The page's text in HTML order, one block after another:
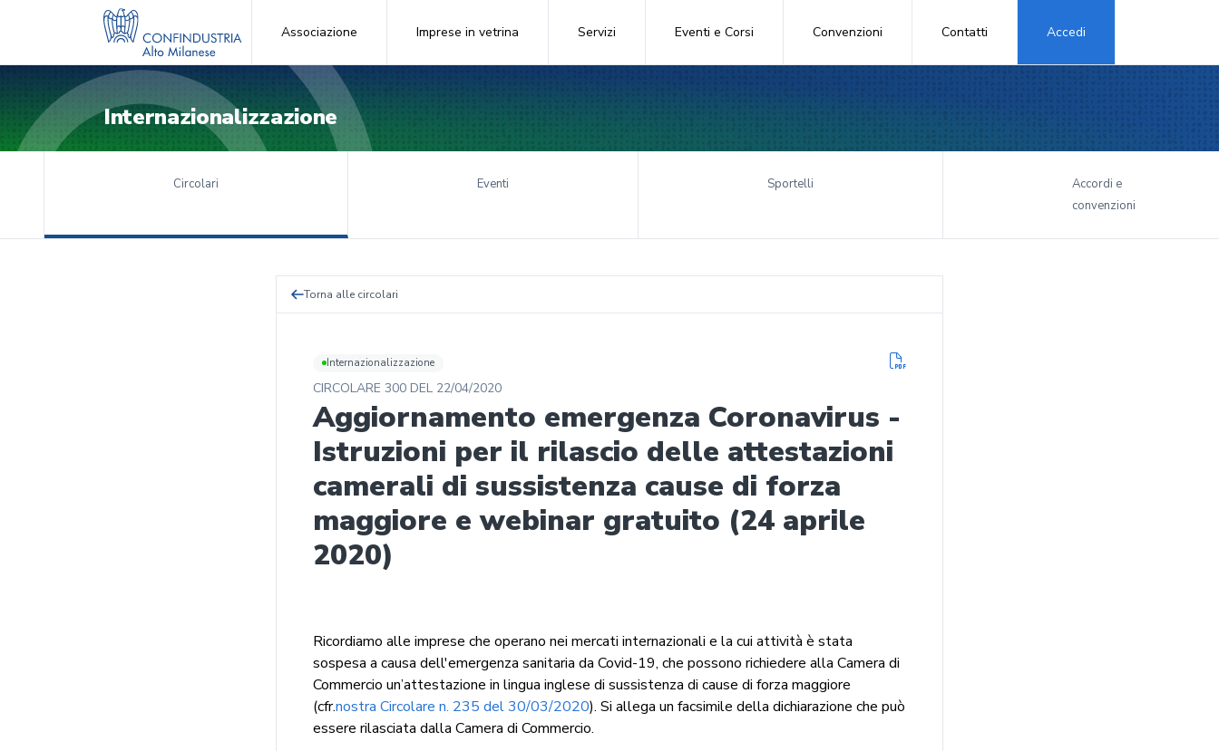
Associazione Imprese in vetrina Servizi Eventi e Corsi Convenzioni Contatti Accedi
Internazionalizzazione
Circolari Eventi Sportelli
Accordi e
convenzioni
Torna alle circolari
Internazionalizzazione
CIRCOLARE 300 DEL 22/04/2020
Aggiornamento emergenza Coronavirus -
Istruzioni per il rilascio delle attestazioni
camerali di sussistenza cause di forza
maggiore e webinar gratuito (24 aprile
2020)
Ricordiamo alle imprese che operano nei mercati internazionali e la cui attività è stata
sospesa a causa dell'emergenza sanitaria da Covid-19, che possono richiedere alla Camera di
Commercio un’attestazione in lingua inglese di sussistenza di cause di forza maggiore
(cfr.nostra Circolare n. 235 del 30/03/2020). Si allega un facsimile della dichiarazione che può
essere rilasciata dalla Camera di Commercio.